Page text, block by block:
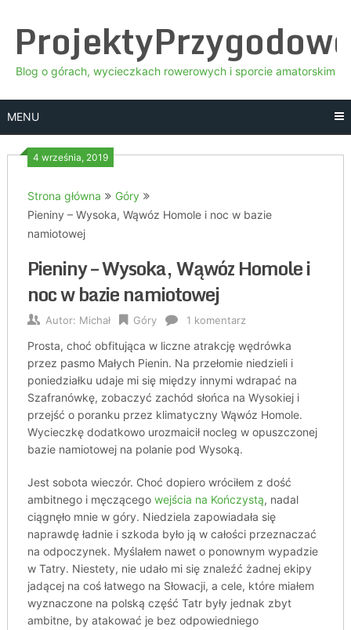
content
Blog o górach, wycieczkach rowerowych i sporcie amatorskim
MENU
4 września, 2019
Strona główna
Góry
Pieniny – Wysoka, Wąwóz Homole i noc w bazie
namiotowej
Pieniny – Wysoka, Wąwóz Homole i
noc w bazie namiotowej
Autor: Michał Góry 1 komentarz
Prosta, choć obfitująca w liczne atrakcję wędrówka
przez pasmo Małych Pienin. Na przełomie niedzieli i
poniedziałku udaje mi się między innymi wdrapać na
Szafranówkę, zobaczyć zachód słońca na Wysokiej i
przejść o poranku przez klimatyczny Wąwóz Homole.
Wycieczkę dodatkowo urozmaicił nocleg w opuszczonej
bazie namiotowej na polanie pod Wysoką.
Jest sobota wieczór. Choć dopiero wróciłem z dość
ambitnego i męczącego wejścia na Kończystą, nadal
ciągnęło mnie w góry. Niedziela zapowiadała się
naprawdę ładnie i szkoda było ją w całości przeznaczać
na odpoczynek. Myślałem nawet o ponownym wypadzie
w Tatry. Niestety, nie udało mi się znaleźć żadnej ekipy
jadącej na coś łatwego na Słowacji, a cele, które miałem
wyznaczone na polską część Tatr były jednak zbyt
ambitne, by atakować je bez odpowiedniego